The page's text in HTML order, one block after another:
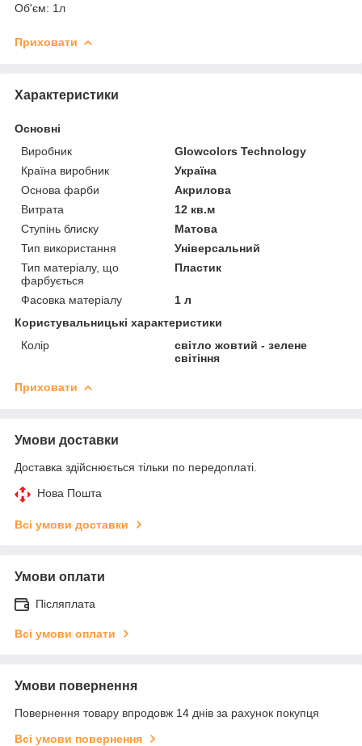
Об'єм: 1л
Приховати
Характеристики
Основні
Виробник
Glowcolors Technology
Країна виробник
Україна
Основа фарби
Акрилова
Витрата
12 кв.м
Ступінь блиску
Матова
Тип використання
Універсальний
Тип матеріалу, що
фарбується
Пластик
Фасовка матеріалу
1 л
Користувальницькі характеристики
Колір
світло жовтий - зелене
світіння
Приховати
Умови доставки
Доставка здійснюється тільки по передоплаті.
Нова Пошта
Всі умови доставки
Умови оплати
Післяплата
Всі умови оплати
Умови повернення
Повернення товару впродовж 14 днів за рахунок покупця
Всі умови повернення